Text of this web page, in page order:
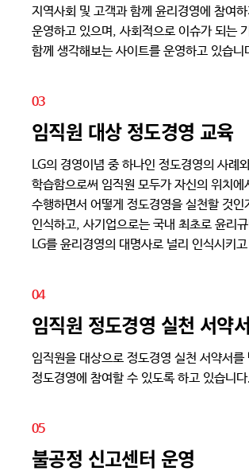
지역사회 및 고객과 함께 윤리경영에 참여
운영하고 있으며, 사회적으로 이슈가 되는
함께 생각해보는 사이트를 운영하고 있습니
03
임직원 대상 정도경영 교육
LG의 경영이념 중 하나인 정도경영의 사례
학습함으로써 임직원 모두가 자신의 위치에
수행하면서 어떻게 정도경영을 실천할 것인
인식하고, 사기업으로는 국내 최초로 윤리
LG를 윤리경영의 대명사로 널리 인식시키
04
임직원 정도경영 실천 서약서
임직원을 대상으로 정도경영 실천 서약서를
정도경영에 참여할 수 있도록 하고 있습니다.
05
불공정 신고센터 운영